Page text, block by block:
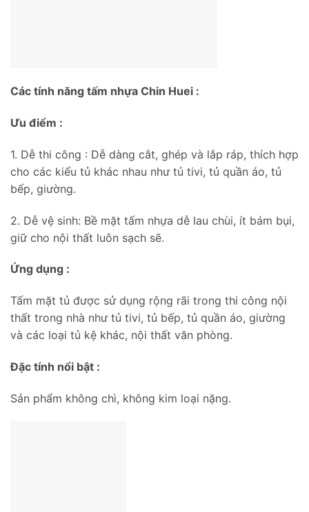
Các tính năng tấm nhựa Chin Huei :
Ưu điểm :
1. Dễ thi công : Dễ dàng cắt, ghép và lắp ráp, thích hợp
cho các kiểu tủ khác nhau như tủ tivi, tủ quần áo, tủ
bếp, giường.
2. Dễ vệ sinh: Bề mặt tấm nhựa dễ lau chùi, ít bám bụi,
giữ cho nội thất luôn sạch sẽ.
Ứng dụng :
Tấm mặt tủ được sử dụng rộng rãi trong thi công nội
thất trong nhà như tủ tivi, tủ bếp, tủ quần áo, giường
và các loại tủ kệ khác, nội thất văn phòng.
Đặc tính nổi bật :
Sản phẩm không chì, không kim loại nặng.